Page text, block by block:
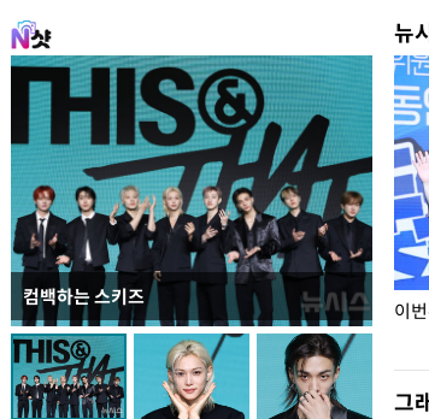
컴백하는 스키즈
뉴
이 대통령, 국가폭력 피해자에 위로·사과…"국가
가 책임지고 치유"
이
그